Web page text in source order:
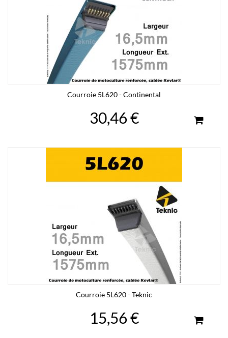
Courroie 5L620 - Continental
30,46 €
Courroie 5L620 - Teknic
15,56 €